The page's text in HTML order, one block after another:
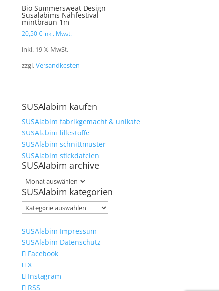
Bio Summersweat Design
Susalabims Nähfestival
mintbraun 1m
20,50€ inkl. Mwst.
inkl. 19 % MwSt.
zzgl.Versandkosten
SUSAlabim kaufen
SUSAlabim fabrikgemacht & unikate
SUSAlabim lillestoffe
SUSAlabim schnittmuster
SUSAlabim stickdateien
SUSAlabim archive
SUSAlabim
archive
SUSAlabim kategorien
SUSAlabim
SUSAlabim Impressum
SUSAlabim Datenschutz
Facebook
X
Instagram
RSS